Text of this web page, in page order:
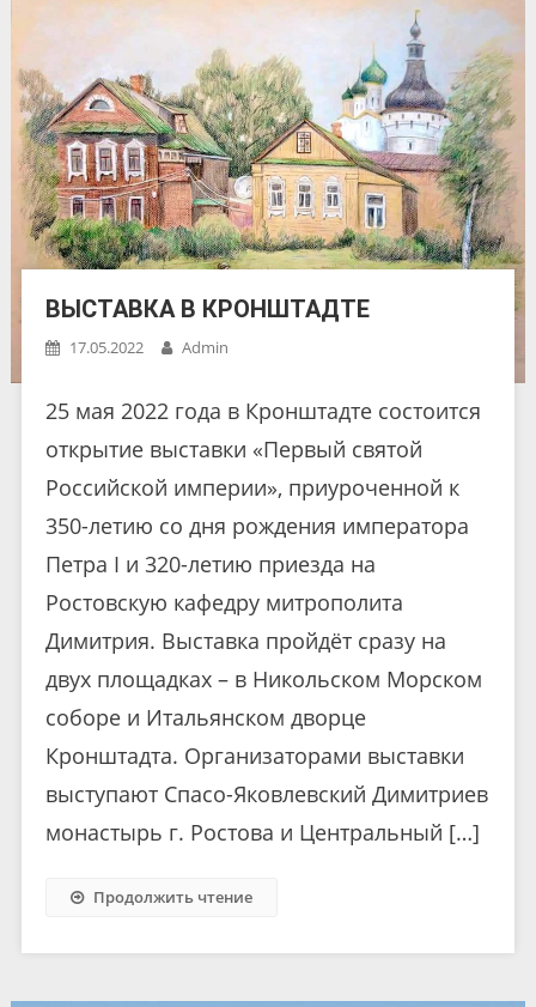
ВЫСТАВКА В КРОНШТАДТЕ
17.05.2022 Admin
25 мая 2022 года в Кронштадте состоится
открытие выставки «Первый святой
Российской империи», приуроченной к
350-летию со дня рождения императора
Петра I и 320-летию приезда на
Ростовскую кафедру митрополита
Димитрия. Выставка пройдёт сразу на
двух площадках – в Никольском Морском
соборе и Итальянском дворце
Кронштадта. Организаторами выставки
выступают Спасо-Яковлевский Димитриев
монастырь г. Ростова и Центральный […]
Продолжить чтение